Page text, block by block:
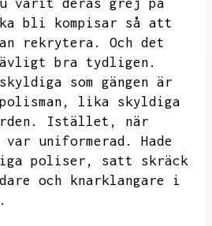
varit deras grej på
bli kompisar så att
rekrytera.
Och det
bra tydligen.
som gängen är
lika skyldiga
Istället,
när
uniformerad.
Hade
poliser,
satt skräck
och knarklangare i